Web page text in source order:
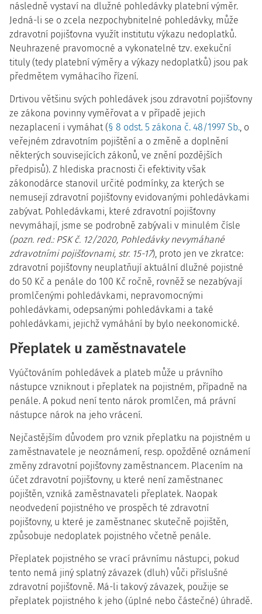
následně vystaví na dlužné pohledávky platební výměr.
Jedná-li se o zcela nezpochybnitelné pohledávky, může
zdravotní pojišťovna využít institutu výkazu nedoplatků.
Neuhrazené pravomocné a vykonatelné tzv. exekuční
tituly (tedy platební výměry a výkazy nedoplatků) jsou pak
předmětem vymáhacího řízení.
Drtivou většinu svých pohledávek jsou zdravotní pojišťovny
ze zákona povinny vyměřovat a v případě jejich
nezaplacení i vymáhat (§ 8 odst. 5 zákona č. 48/1997 Sb., o
veřejném zdravotním pojištění a o změně a doplnění
některých souvisejících zákonů, ve znění pozdějších
předpisů). Z hlediska pracnosti či efektivity však
zákonodárce stanovil určité podmínky, za kterých se
nemusejí zdravotní pojišťovny evidovanými pohledávkami
zabývat. Pohledávkami, které zdravotní pojišťovny
nevymáhají, jsme se podrobně zabývali v minulém čísle
(pozn. red.: PSK č. 12/2020, Pohledávky nevymáhané
zdravotními pojišťovnami, str. 15-17), proto jen ve zkratce:
zdravotní pojišťovny neuplatňují aktuální dlužné pojistné
do 50 Kč a penále do 100 Kč ročně, rovněž se nezabývají
promlčenými pohledávkami, nepravomocnými
pohledávkami, odepsanými pohledávkami a také
pohledávkami, jejichž vymáhání by bylo neekonomické.
Přeplatek u zaměstnavatele
Vyúčtováním pohledávek a plateb může u právního
nástupce vzniknout i přeplatek na pojistném, případně na
penále. A pokud není tento nárok promlčen, má právní
nástupce nárok na jeho vrácení.
Nejčastějším důvodem pro vznik přeplatku na pojistném u
zaměstnavatele je neoznámení, resp. opožděné oznámení
změny zdravotní pojišťovny zaměstnancem. Placením na
účet zdravotní pojišťovny, u které není zaměstnanec
pojištěn, vzniká zaměstnavateli přeplatek. Naopak
neodvedení pojistného ve prospěch té zdravotní
pojišťovny, u které je zaměstnanec skutečně pojištěn,
způsobuje nedoplatek pojistného včetně penále.
Přeplatek pojistného se vrací právnímu nástupci, pokud
tento nemá jiný splatný závazek (dluh) vůči příslušné
zdravotní pojišťovně. Má-li takový závazek, použije se
přeplatek pojistného k jeho (úplné nebo částečné) úhradě.